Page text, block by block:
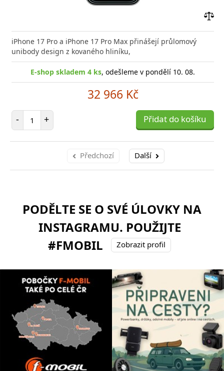
iPhone 17 Pro a iPhone 17 Pro Max přinášejí průlomový
unibody design z kovaného hliníku,
E-shop skladem 4 ks, odešleme v pondělí 10. 08.
32 966 Kč
- Počet položek
+ Přidat do košíku
Předchozí Další
PODĚLTE SE O SVÉ ÚLOVKY NA
INSTAGRAMU. POUŽIJTE
#FMOBIL
Zobrazit profil